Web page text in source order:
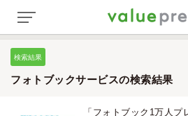
検索結果
フォトブックサービスの検索結果
「フォトブック1万人